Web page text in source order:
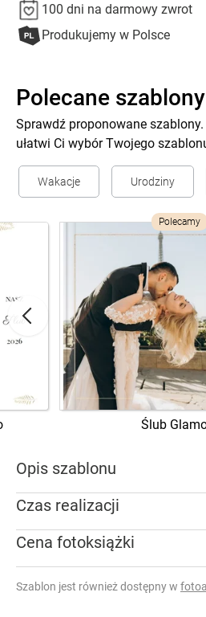
100 dni na darmowy zwrot
Produkujemy w Polsce
Polecane
Sprawdź proponowane
ułatwi Ci wybór Twojego
Wakacje Urodziny
Polecamy
Ślub
Opis szablonu
Czas realizacji
Cena fotoksiążki
Szablon jest również dostępny w